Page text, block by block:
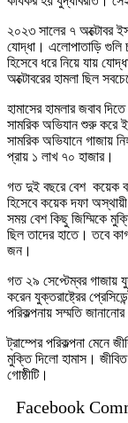
২০২৩ সালের ৭ অক্টোবর
যোদ্ধা। এলোপাতাড়ি গুলি
হিসেবে ধরে নিয়ে যায়
অক্টোবরের হামলা ছিল
হামাসের হামলার জবাব
সামরিক অভিযান শুরু করে
সামরিক অভিযানে গাজায়
প্রায় ১ লাখ ৭০ হাজার।
গত দুই বছরে বেশ কয়েক
হিসেবে কয়েক দফা
সময় বেশ কিছু জিম্মিকে
ছিল তাদের হাতে। তবে
জন।
গত ২৯ সেপ্টেম্বর গাজায়
করেন যুক্তরাষ্ট্রের
পরিকল্পনায় সম্মতি
ট্রাম্পের পরিকল্পনা
মুক্তি দিলো হামাস।
গোষ্ঠীটি।
Facebook